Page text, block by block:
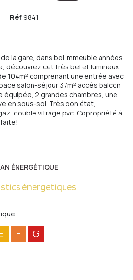
Réf 9841
de la gare, dans bel immeuble années
découvrez cet très bel et lumineux
104m² comprenant une entrée avec
salon-séjour 37m² accès balcon
équipée, 2 grandes chambres, une
en sous-sol. Très bon état,
double vitrage pvc. Copropriété à
ÉNERGÉTIQUE
énergetiques
F G